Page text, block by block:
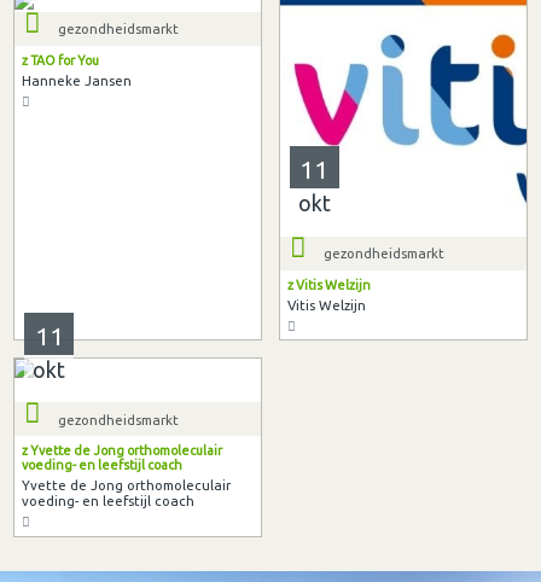
gezondheidsmarkt
z TAO for You
Hanneke Jansen
11
okt
gezondheidsmarkt
z Vitis Welzijn
Vitis Welzijn
11
okt
gezondheidsmarkt
z Yvette de Jong orthomoleculair
voeding- en leefstijl coach
Yvette de Jong orthomoleculair
voeding- en leefstijl coach